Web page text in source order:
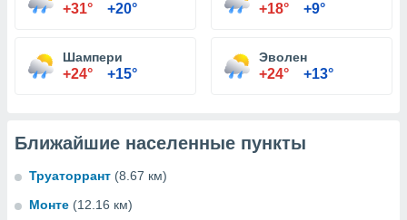
+31° +20° +18° +9°
Шампери
+24° +15°
Эволен
+24° +13°
Ближайшие населенные пункты
Труаторрант (8.67 км)
Монте (12.16 км)